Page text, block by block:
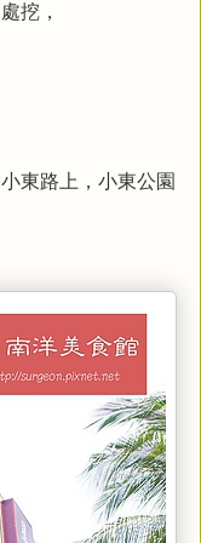
挖，
東路上，小東公園